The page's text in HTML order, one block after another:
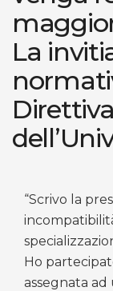
La
“Scrivo la
Ho
assegnata ad